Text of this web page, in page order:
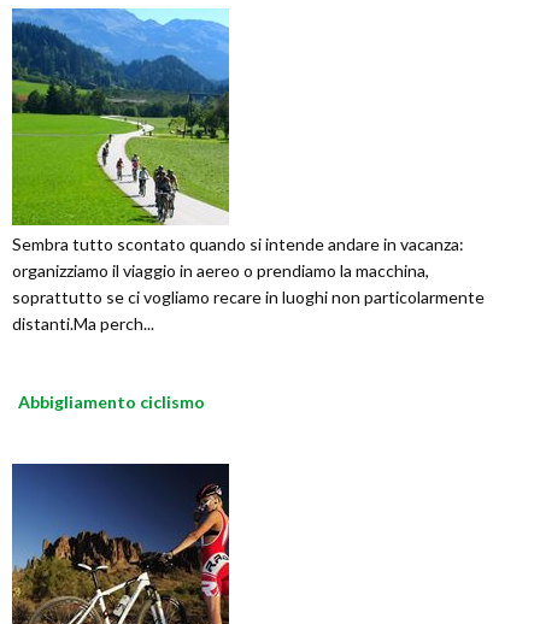
Sembra tutto scontato quando si intende andare in vacanza:
organizziamo il viaggio in aereo o prendiamo la macchina,
soprattutto se ci vogliamo recare in luoghi non particolarmente
distanti.Ma perch...
Abbigliamento ciclismo